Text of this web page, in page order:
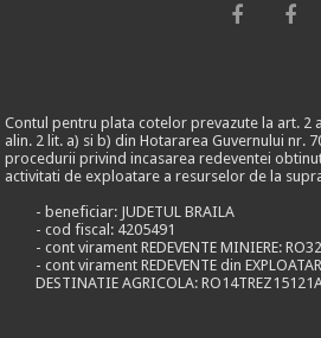
Contul pentru plata cotelor prevazute la art. 2
alin. 2 lit. a) si b) din Hotararea Guvernului nr.
procedurii privind incasarea redeventei
activitati de exploatare a resurselor de la
- beneficiar: JUDETUL BRAILA
- cod fiscal: 4205491
- cont virament REDEVENTE MINIERE:
- cont virament REDEVENTE din
DESTINATIE AGRICOLA: